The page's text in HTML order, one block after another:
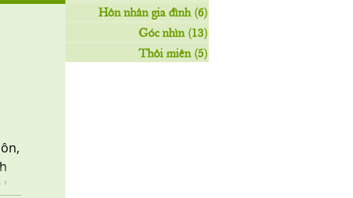
Hôn nhân gia đình (6)
Góc nhìn (13)
Thôi miên (5)